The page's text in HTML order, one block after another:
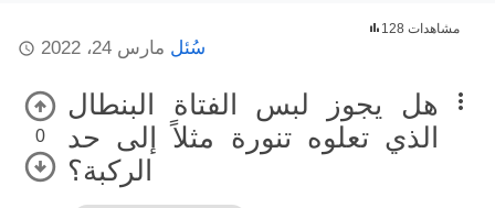
سُئل مارس 24، 2022
128 مشاهدات
0
هل يجوز لبس الفتاة البنطال
الذي تعلوه تنورة مثلاً إلى حد
الركبة؟